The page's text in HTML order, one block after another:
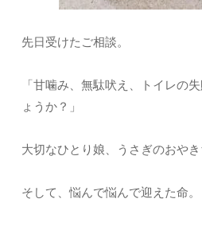
先日受けたご相談。
「甘噛み、無駄吠え、トイレの
ょうか？」
大切なひとり娘、うさぎのおやき
そして、悩んで悩んで迎えた命。